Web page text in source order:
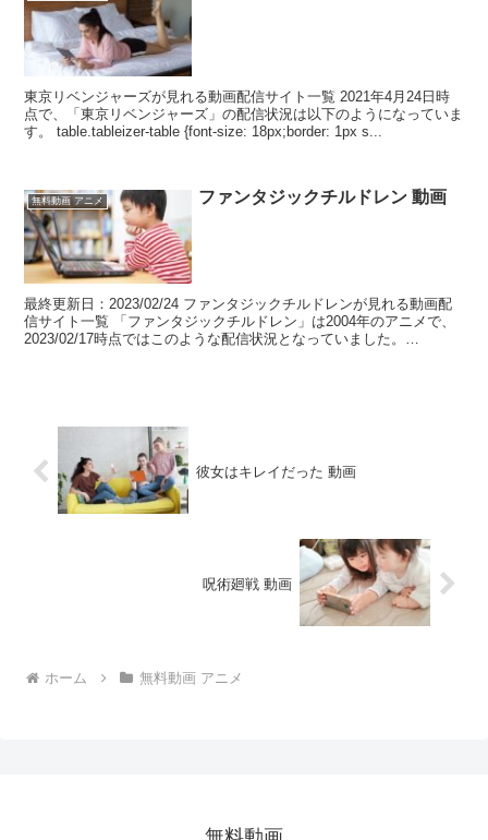
東京リベンジャーズが見れる動画配信サイト一覧 2021年4月24日時
点で、「東京リベンジャーズ」の配信状況は以下のようになっていま
す。 table.tableizer-table {font-size: 18px;border: 1px s...
無料動画 アニメ ファンタジックチルドレン 動画
最終更新日：2023/02/24 ファンタジックチルドレンが見れる動画配
信サイト一覧 「ファンタジックチルドレン」は2004年のアニメで、
2023/02/17時点ではこのような配信状況となっていました。
彼女はキレイだった 動画
呪術廻戦 動画
ホーム 無料動画 アニメ